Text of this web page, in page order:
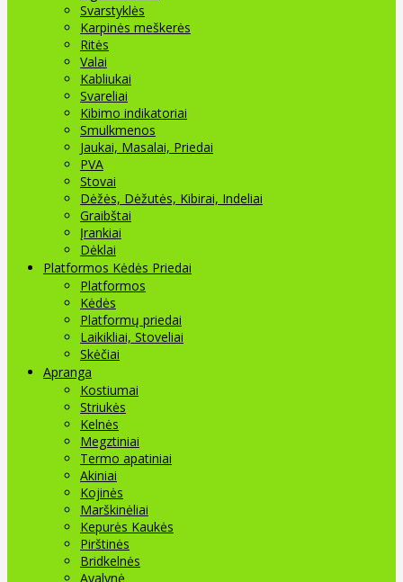
Svarstyklės
Karpinės meškerės
Ritės
Valai
Kabliukai
Svareliai
Kibimo indikatoriai
Smulkmenos
Jaukai, Masalai, Priedai
PVA
Stovai
Dėžės, Dėžutės, Kibirai, Indeliai
Graibštai
Įrankiai
Dėklai
Platformos Kėdės Priedai
Platformos
Kėdės
Platformų priedai
Laikikliai, Stoveliai
Skėčiai
Apranga
Kostiumai
Striukės
Kelnės
Megztiniai
Termo apatiniai
Akiniai
Kojinės
Marškinėliai
Kepurės Kaukės
Pirštinės
Bridkelnės
Avalynė